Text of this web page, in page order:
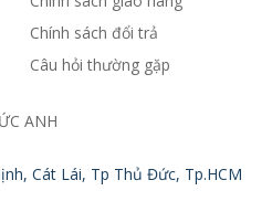
Chính sách đổi trả
Câu hỏi thường gặp
ANH
Cát Lái, Tp Thủ Đức, Tp.HCM